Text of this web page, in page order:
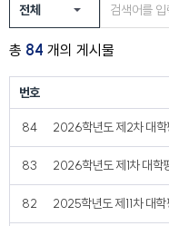
총 84 개의 게시물
번호
84 2026학년도 제2차 대학
83 2026학년도 제1차 대학
82 2025학년도 제11차 대